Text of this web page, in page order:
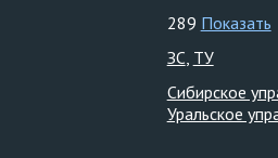
289 Показать
ЗС ТУ
Сибирское
Уральское